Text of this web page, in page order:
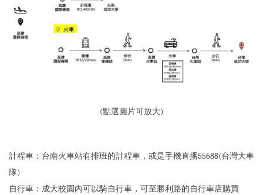
(點選圖片可放大)
計程車：台南火車站有排班的計程車，或是手機直播55688(台灣大車
隊)
自行車：成大校園內可以騎自行車，可至勝利路的自行車店購買